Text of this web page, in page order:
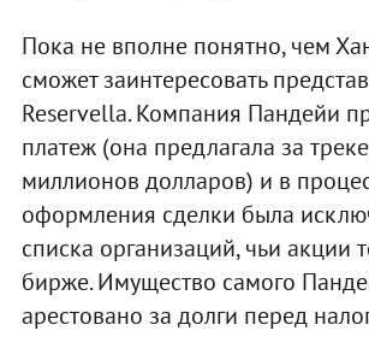
Пока не вполне понятно, чем
сможет заинтересовать
Reservella. Компания Пандейи
платеж (она предлагала за
миллионов долларов) и в
оформления сделки была
списка организаций, чьи акции
бирже. Имущество самого
арестовано за долги перед